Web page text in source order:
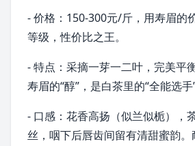
- 价格：150-300元/斤，用寿眉的
等级，性价比之王。
- 特点：采摘一芽一二叶，完美平
寿眉的“醇”，是白茶里的“全能选手”
- 口感：花香高扬（似兰似栀），
丝，咽下后唇齿间留有清甜蜜韵